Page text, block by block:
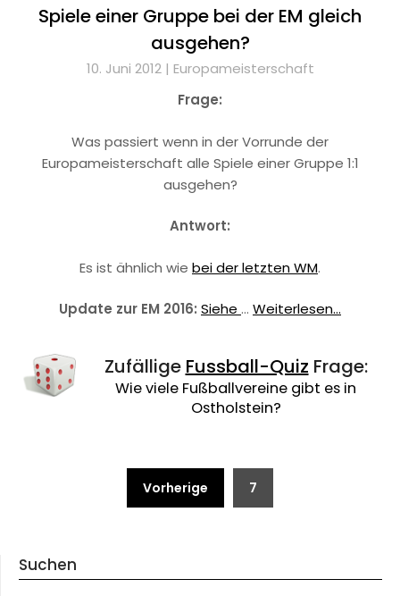
Spiele einer Gruppe bei der EM gleich
ausgehen?
10. Juni 2012 | Europameisterschaft
Frage:
Was passiert wenn in der Vorrunde der
Europameisterschaft alle Spiele einer Gruppe 1:1
ausgehen?
Antwort:
Es ist ähnlich wie bei der letzten WM.
Update zur EM 2016: Siehe … Weiterlesen...
Zufällige Fussball-Quiz Frage:
Wie viele Fußballvereine gibt es in
Ostholstein?
Beitragsnavigation
Vorherige 7
Suchen